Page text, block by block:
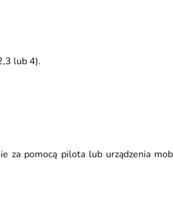
lub 4).
za pomocą pilota lub urządzenia